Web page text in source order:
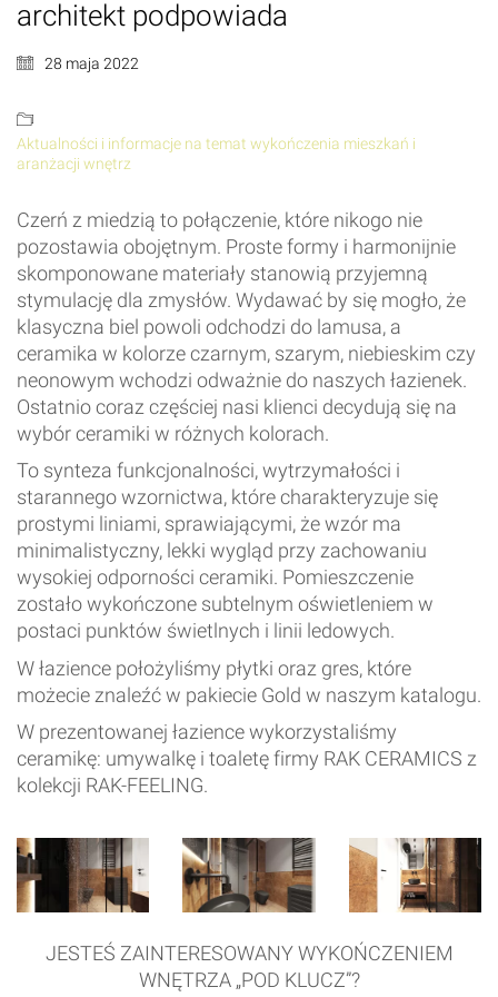
architekt podpowiada
28 maja 2022
Aktualności i informacje na temat wykończenia mieszkań i
aranżacji wnętrz
Czerń z miedzią to połączenie, które nikogo nie
pozostawia obojętnym. Proste formy i harmonijnie
skomponowane materiały stanowią przyjemną
stymulację dla zmysłów. Wydawać by się mogło, że
klasyczna biel powoli odchodzi do lamusa, a
ceramika w kolorze czarnym, szarym, niebieskim czy
neonowym wchodzi odważnie do naszych łazienek.
Ostatnio coraz częściej nasi klienci decydują się na
wybór ceramiki w różnych kolorach.
To synteza funkcjonalności, wytrzymałości i
starannego wzornictwa, które charakteryzuje się
prostymi liniami, sprawiającymi, że wzór ma
minimalistyczny, lekki wygląd przy zachowaniu
wysokiej odporności ceramiki. Pomieszczenie
zostało wykończone subtelnym oświetleniem w
postaci punktów świetlnych i linii ledowych.
W łazience położyliśmy płytki oraz gres, które
możecie znaleźć w pakiecie Gold w naszym katalogu.
W prezentowanej łazience wykorzystaliśmy
ceramikę: umywalkę i toaletę firmy RAK CERAMICS z
kolekcji RAK-FEELING.
JESTEŚ ZAINTERESOWANY WYKOŃCZENIEM
WNĘTRZA „POD KLUCZ”?